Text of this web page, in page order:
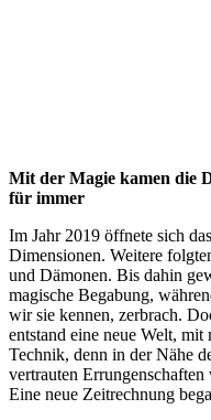
Mit der Magie kamen die
für immer
Im Jahr 2019 öffnete sich
Dimensionen. Weitere
und Dämonen. Bis dahin
magische Begabung,
wir sie kennen, zerbrach.
entstand eine neue Welt,
Technik, denn in der Nähe
vertrauten
Eine neue Zeitrechnung